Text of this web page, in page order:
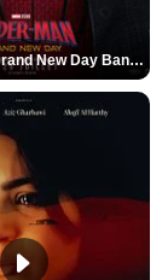
Spider-Man: Brand New Day Bande-annonce VO STFR